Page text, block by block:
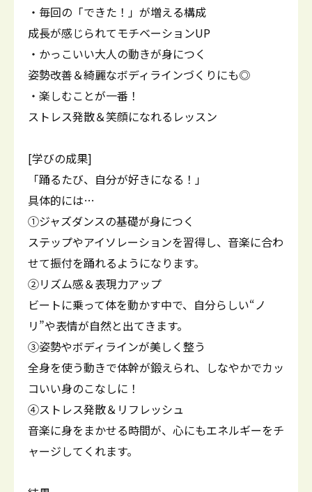
・毎回の「できた！」が増える構成
成長が感じられてモチベーションUP
・かっこいい大人の動きが身につく
姿勢改善＆綺麗なボディラインづくりにも◎
・楽しむことが一番！
ストレス発散＆笑顔になれるレッスン
[学びの成果]
「踊るたび、自分が好きになる！」
具体的には…
①ジャズダンスの基礎が身につく
ステップやアイソレーションを習得し、音楽に合わ
せて振付を踊れるようになります。
②リズム感＆表現力アップ
ビートに乗って体を動かす中で、自分らしい“ノ
リ”や表情が自然と出てきます。
③姿勢やボディラインが美しく整う
全身を使う動きで体幹が鍛えられ、しなやかでカッ
コいい身のこなしに！
④ストレス発散＆リフレッシュ
音楽に身をまかせる時間が、心にもエネルギーをチ
ャージしてくれます。